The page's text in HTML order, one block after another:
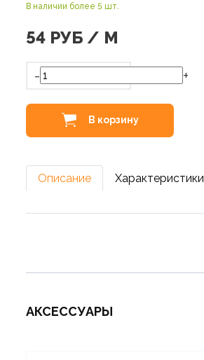
В наличии более 5 шт.
54 РУБ / М
- +
В корзину
Описание Характеристики
АКСЕССУАРЫ